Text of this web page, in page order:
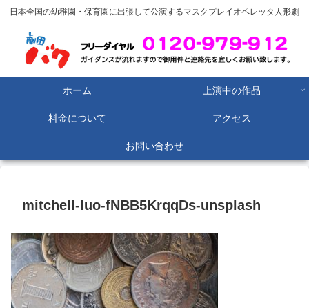
日本全国の幼稚園・保育園に出張して公演するマスクプレイオペレッタ人形劇
ホーム 上演中の作品
料金について アクセス
お問い合わせ
mitchell-luo-fNBB5KrqqDs-unsplash